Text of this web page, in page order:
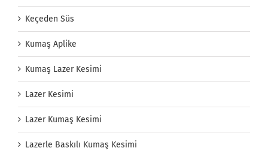
Keçeden Süs
Kumaş Aplike
Kumaş Lazer Kesimi
Lazer Kesimi
Lazer Kumaş Kesimi
Lazerle Baskılı Kumaş Kesimi